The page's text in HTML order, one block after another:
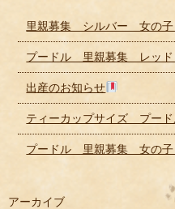
里親募集 シルバー 女の
プードル 里親募集 レッ
出産のお知らせ
ティーカップサイズ プー
プードル 里親募集 女の
アーカイブ